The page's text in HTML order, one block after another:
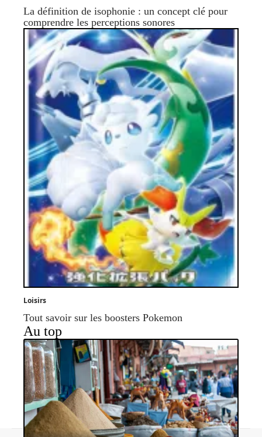
La définition de isophonie : un concept clé pour
comprendre les perceptions sonores
Loisirs
Tout savoir sur les boosters Pokemon
Au top